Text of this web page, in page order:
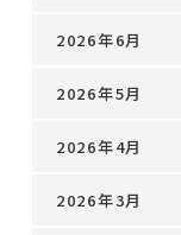
2026年6月
2026年5月
2026年4月
2026年3月